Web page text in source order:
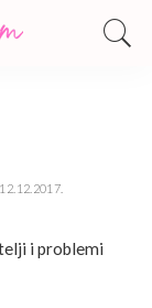
i problemi